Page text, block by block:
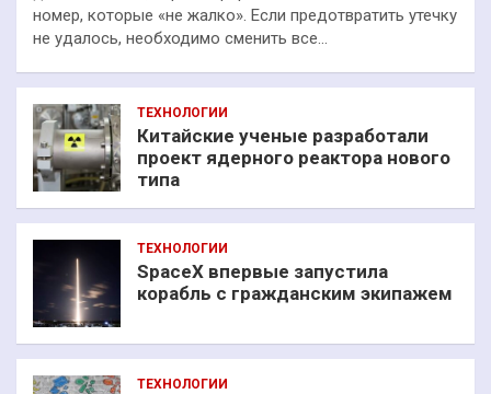
номер, которые «не жалко». Если предотвратить утечку
не удалось, необходимо сменить все…
ТЕХНОЛОГИИ
Китайские ученые разработали
проект ядерного реактора нового
типа
ТЕХНОЛОГИИ
SpaceX впервые запустила
корабль с гражданским экипажем
ТЕХНОЛОГИИ